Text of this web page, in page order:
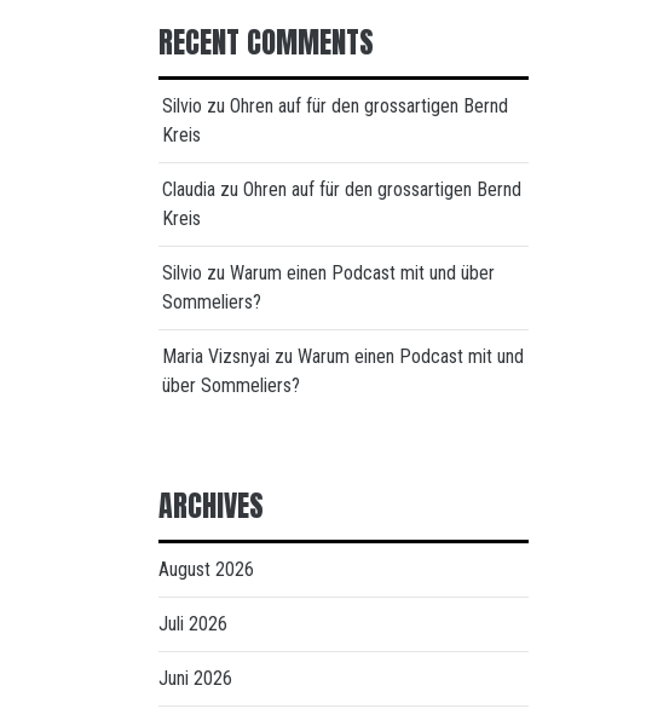
RECENT COMMENTS
Silvio zu Ohren auf für den grossartigen Bernd
Kreis
Claudia zu Ohren auf für den grossartigen Bernd
Kreis
Silvio zu Warum einen Podcast mit und über
Sommeliers?
Maria Vizsnyai zu Warum einen Podcast mit und
über Sommeliers?
ARCHIVES
August 2026
Juli 2026
Juni 2026